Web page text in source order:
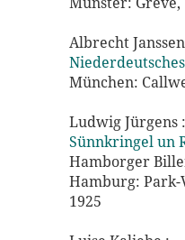
Albrecht
Niederdeutsches
München:
Ludwig Jürgens :
Sünnkringel un
Hamborger
Hamburg:
1925